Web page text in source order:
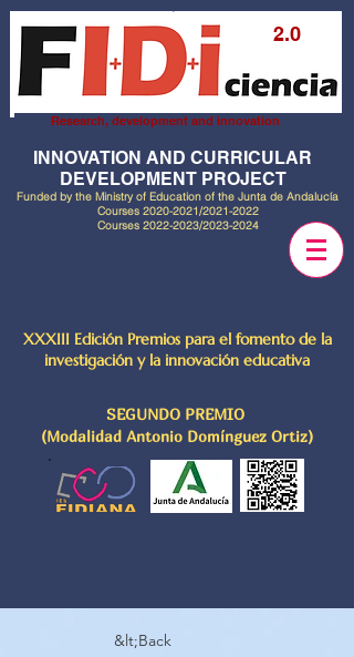
2.0
Research, development and innovation
INNOVATION AND CURRICULAR
DEVELOPMENT PROJECT
Funded by the Ministry of Education of the Junta de Andalucía
Courses 2020-2021/2021-2022
Courses 2022-2023/2023-2024
XXXIII Edición Premios para el fomento de la
investigación y la innovación educativa
SEGUNDO PREMIO
(Modalidad Antonio Domínguez Ortiz)
&lt;Back